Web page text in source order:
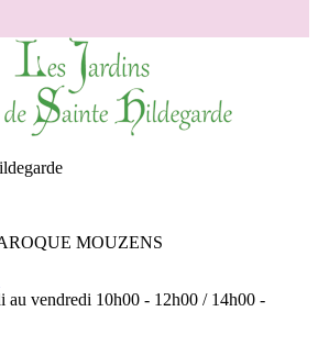
MOUZENS
au vendredi 10h00 - 12h00 / 14h00 -